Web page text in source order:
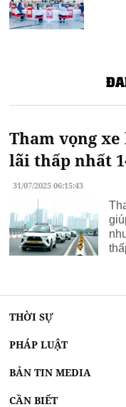
Tham vọng
lãi thấp nhất
31/07/2025 06:15:43
THỜI SỰ
PHÁP LUẬT
BẢN TIN MEDIA
CẦN BIẾT